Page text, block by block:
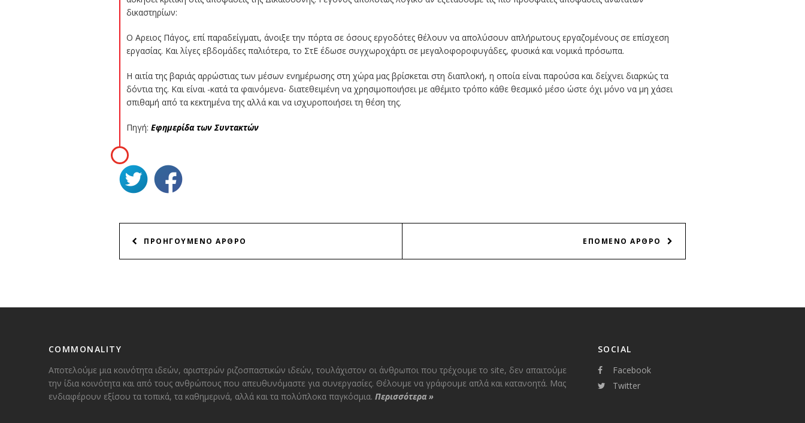
δικαστηρίων:
Ο Αρειος Πάγος, επί παραδείγματι, άνοιξε την πόρτα σε όσους εργοδότες θέλουν να απολύσουν απλήρωτους εργαζομένους σε επίσχεση
εργασίας. Και λίγες εβδομάδες παλιότερα, το ΣτΕ έδωσε συγχωροχάρτι σε μεγαλοφοροφυγάδες, φυσικά και νομικά πρόσωπα.
Η αιτία της βαριάς αρρώστιας των μέσων ενημέρωσης στη χώρα μας βρίσκεται στη διαπλοκή, η οποία είναι παρούσα και δείχνει διαρκώς τα
δόντια της. Και είναι -κατά τα φαινόμενα- διατεθειμένη να χρησιμοποιήσει με αθέμιτο τρόπο κάθε θεσμικό μέσο ώστε όχι μόνο να μη χάσει
σπιθαμή από τα κεκτημένα της αλλά και να ισχυροποιήσει τη θέση της.
Πηγή: Εφημερίδα των Συντακτών
ΑΡΘΡΩΝ
ΕΠΟΜΕΝΟ ΑΡΘΡΟ
ΠΡΟΗΓΟΥΜΕΝΟ ΑΡΘΡΟ
COMMONALITY
Αποτελούμε μια κοινότητα ιδεών, αριστερών ριζοσπαστικών ιδεών, τουλάχιστον οι άνθρωποι που τρέχουμε το site, δεν απαιτούμε
την ίδια κοινότητα και από τους ανθρώπους που απευθυνόμαστε για συνεργασίες. Θέλουμε να γράφουμε απλά και κατανοητά. Μας
ενδιαφέρουν εξίσου τα τοπικά, τα καθημερινά, αλλά και τα πολύπλοκα παγκόσμια. Περισσότερα»
SOCIAL
Facebook
Twitter